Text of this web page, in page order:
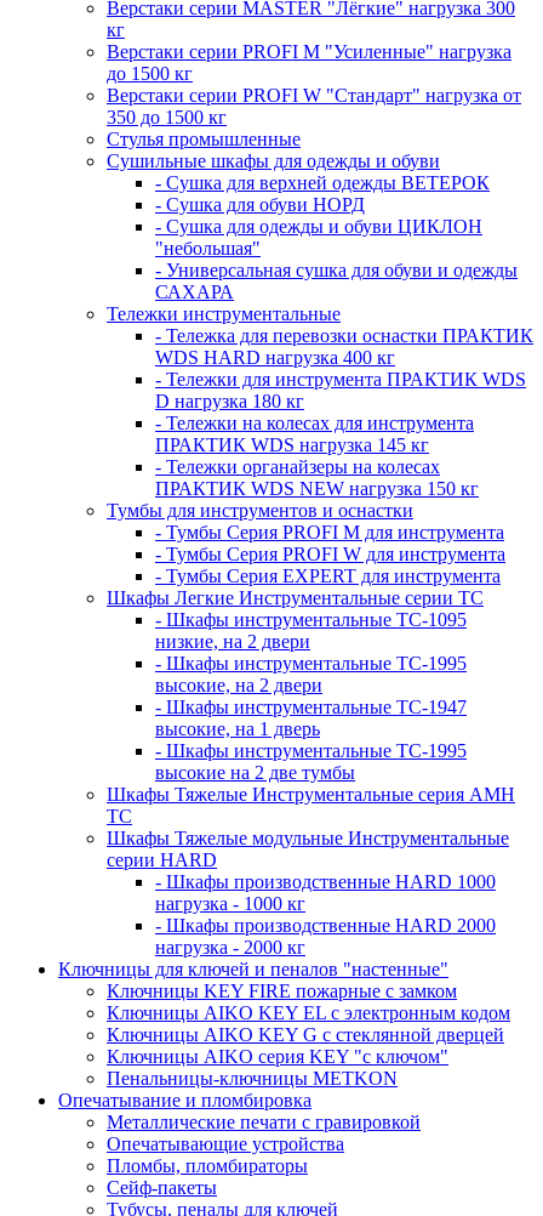
Верстаки серии MASTER "Лёгкие" нагрузка 300
кг
Верстаки серии PROFI M "Усиленные" нагрузка
до 1500 кг
Верстаки серии PROFI W "Стандарт" нагрузка от
350 до 1500 кг
Стулья промышленные
Сушильные шкафы для одежды и обуви
- Сушка для верхней одежды ВЕТЕРОК
- Сушка для обуви НОРД
- Сушка для одежды и обуви ЦИКЛОН
"небольшая"
- Универсальная сушка для обуви и одежды
САХАРА
Тележки инструментальные
- Тележка для перевозки оснастки ПРАКТИК
WDS HARD нагрузка 400 кг
- Тележки для инструмента ПРАКТИК WDS
D нагрузка 180 кг
- Тележки на колесах для инструмента
ПРАКТИК WDS нагрузка 145 кг
- Тележки органайзеры на колесах
ПРАКТИК WDS NEW нагрузка 150 кг
Тумбы для инструментов и оснастки
- Тумбы Серия PROFI M для инструмента
- Тумбы Серия PROFI W для инструмента
- Тумбы Серия EXPERT для инструмента
Шкафы Легкие Инструментальные серии ТС
- Шкафы инструментальные TC-1095
низкие, на 2 двери
- Шкафы инструментальные TC-1995
высокие, на 2 двери
- Шкафы инструментальные ТС-1947
высокие, на 1 дверь
- Шкафы инструментальные ТС-1995
высокие на 2 две тумбы
Шкафы Тяжелые Инструментальные серия AMH
TC
Шкафы Тяжелые модульные Инструментальные
серии HARD
- Шкафы производственные HARD 1000
нагрузка - 1000 кг
- Шкафы производственные HARD 2000
нагрузка - 2000 кг
Ключницы для ключей и пеналов "настенные"
Ключницы KEY FIRE пожарные с замком
Ключницы AIKO KEY EL с электронным кодом
Ключницы AIKO KEY G с стеклянной дверцей
Ключницы AIKO серия KEY "с ключом"
Пенальницы-ключницы METKON
Опечатывание и пломбировка
Металлические печати с гравировкой
Опечатывающие устройства
Пломбы, пломбираторы
Сейф-пакеты
Тубусы, пеналы для ключей